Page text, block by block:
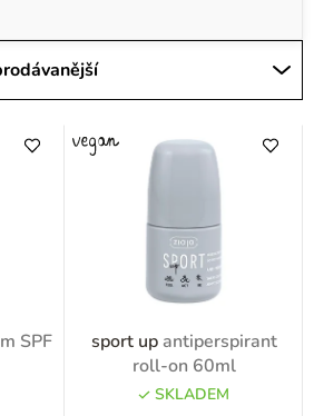
SPF
sport upantiperspirant
roll-on 60ml
SKLADEM